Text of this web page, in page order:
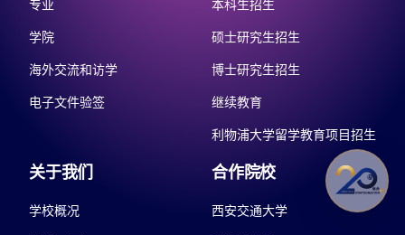
专业
学院
海外交流和访学
电子文件验签
本科生招生
硕士研究生招生
博士研究生招生
继续教育
利物浦大学留学教育项目招生
关于我们
学校概况
合作院校
西安交通大学